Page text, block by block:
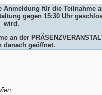
Anmeldung für die Teilnahme
gegen 15:30 Uhr
wird.
an der
danach geöffnet.